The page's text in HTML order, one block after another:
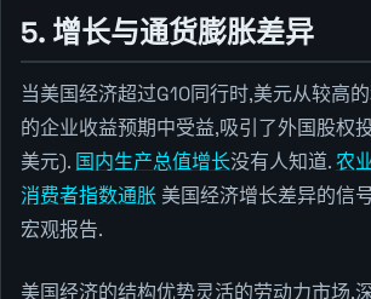
5. 增长与通货膨胀差异
当美国经济超过G10同行时,美元从较高
的企业收益预期中受益,吸引了外国股权
美元). 国内生产总值增长没有人知道.农
消费者指数通胀 美国经济增长差异的信
宏观报告.
美国经济的结构优势灵活的劳动力市场,